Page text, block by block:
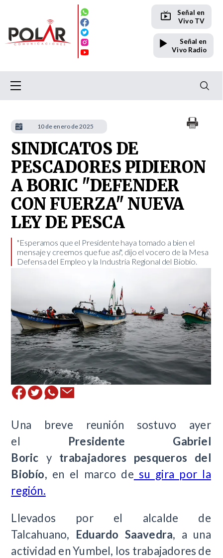
Señal en
Vivo TV
Señal en
Vivo Radio
SINDICATOS DE
PESCADORES PIDIERON
A BORIC "DEFENDER
CON FUERZA" NUEVA
LEY DE PESCA
​"Esperamos que el Presidente haya tomado a bien el
mensaje y creemos que fue así", dijo el vocero de la Mesa
Defensa del Empleo y la Industria Regional del Biobío.
Una breve reunión sostuvo ayer
el Presidente Gabriel
Boric y trabajadores pesqueros del
Biobío, en el marco de su gira por la
región.
Llevados por el alcalde de
Talcahuano, Eduardo Saavedra, a una
actividad en Yumbel, los trabajadores de
10 de enero de 2025